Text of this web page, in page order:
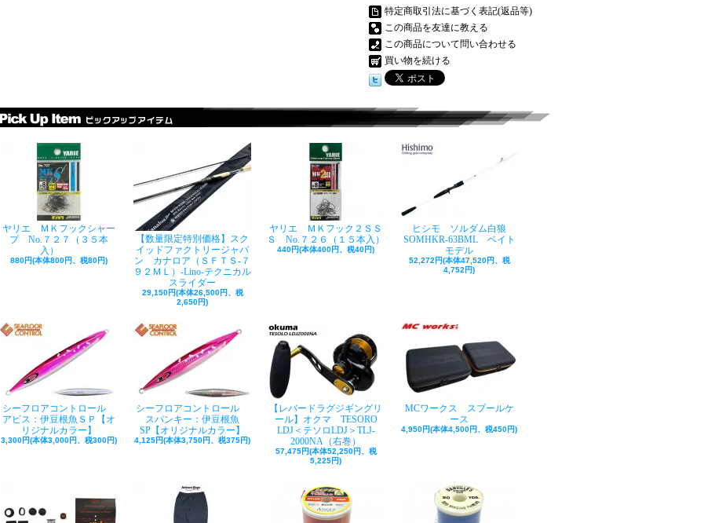
特定商取引法に基づく表記(返品等)
この商品を友達に教える
この商品について問い合わせる
買い物を続ける
ヤリエ ＭＫフックシャー
プ No.７２７（３５本
入）
880円(本体800円、税80円)
【数量限定特別価格】スク
イッドファクトリージャパ
ン カナロア（ＳＦＴＳ-７
９２ＭＬ）-Lino-テクニカル
スライダー
29,150円(本体26,500円、税
2,650円)
ヤリエ ＭＫフック２ＳＳ
Ｓ No.７２６（１５本入）
440円(本体400円、税40円)
ヒシモ ソルダム白狼
SOMHKR-63BML ベイト
モデル
52,272円(本体47,520円、税
4,752円)
シーフロアコントロール
アビス：伊豆根魚ＳＰ【オ
リジナルカラー】
3,300円(本体3,000円、税300円)
シーフロアコントロール
スパンキー：伊豆根魚
SP【オリジナルカラー】
4,125円(本体3,750円、税375円)
【レバードラグジギングリ
ール】オクマ TESORO
LDJ＜テソロLDJ＞TLJ-
2000NA（右巻）
57,475円(本体52,250円、税
5,225円)
MCワークス スプールケ
ース
4,950円(本体4,500円、税450円)